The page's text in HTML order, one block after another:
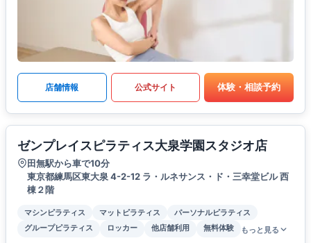
店舗情報 公式サイト 体験・相談予約
ゼンプレイスピラティス大泉学園スタジオ店
田無駅から車で10分
東京都練馬区東大泉 4-2-12 ラ・ルネサンス・ド・三幸堂ビル 西
棟２階
マシンピラティス マットピラティス
パーソナルピラティス
グループピラティス
ロッカー 他店舗利用 無料体験 もっと見る